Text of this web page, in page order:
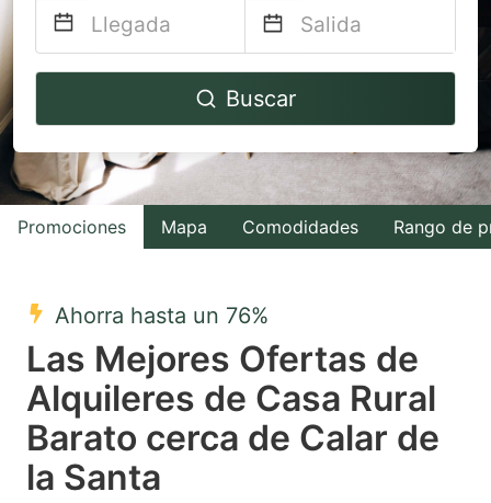
Navigate
to
interact
with
the
select
a
date.
Press
question
Navigate
to
interact
with
the
a
date.
Press
Buscar
Promociones Mapa Comodidades Rango de
Ahorra hasta un 76%
Las Mejores Ofertas de
Alquileres de Casa Rural
Barato cerca de Calar de
la Santa